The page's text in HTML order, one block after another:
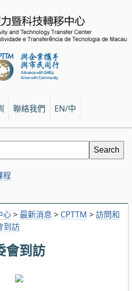
聯絡我們 EN/中
心> 最新消息 > CPTTM >訪問和
到訪
會到訪
程